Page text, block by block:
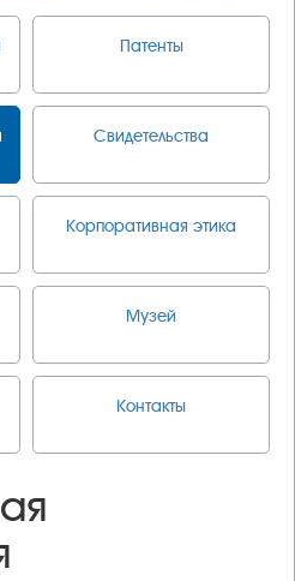
Патенты
Свидетельства
Корпоративная этика
Музей
Контакты